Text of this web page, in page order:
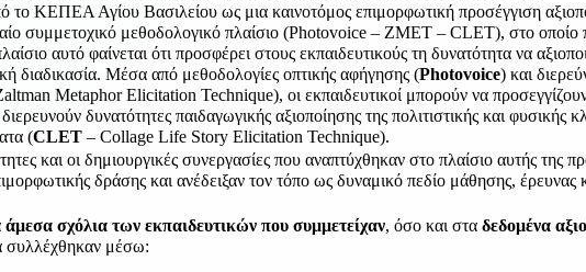
το ΚΕΠΕΑ Αγίου Βασιλείου ως μια καινοτόμος επιμορφωτική προσέγγιση
συμμετοχικό μεθοδολογικό πλαίσιο (Photovoice – ZMET – CLET), στο
αυτό φαίνεται ότι προσφέρει στους εκπαιδευτικούς τη δυνατότητα να
διαδικασία. Μέσα από μεθοδολογίες οπτικής αφήγησης (Photovoice) και
Metaphor Elicitation Technique), οι εκπαιδευτικοί μπορούν να
δυνατότητες παιδαγωγικής αξιοποίησης της πολιτιστικής και φυσικής
(CLET – Collage Life Story Elicitation Technique).
και οι δημιουργικές συνεργασίες που αναπτύχθηκαν στο πλαίσιο αυτής της
δράσης και ανέδειξαν τον τόπο ως δυναμικό πεδίο μάθησης, έρευνας
άμεσα σχόλια των εκπαιδευτικών που συμμετείχαν, όσο και στα δεδομένα
συλλέχθηκαν μέσω: